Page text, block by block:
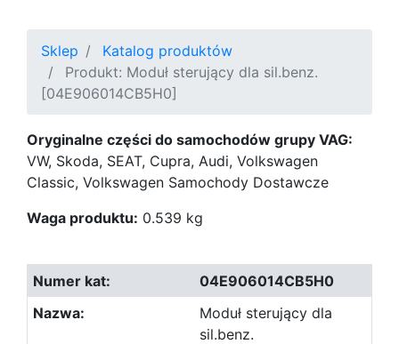
Sklep
Katalog produktów
Produkt: Moduł sterujący dla sil.benz.
[04E906014CB5H0]
Oryginalne części do samochodów grupy VAG:
VW, Skoda, SEAT, Cupra, Audi, Volkswagen
Classic, Volkswagen Samochody Dostawcze
Waga produktu: 0.539 kg
04E906014CB5H0
Moduł sterujący dla
sil.benz.